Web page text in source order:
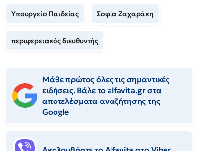
Υπουργείο Παιδείας Σοφία Ζαχαράκη
περιφερειακός διευθυντής
Μάθε πρώτος όλες τις σημαντικές
ειδήσεις. Βάλε το alfavita.gr στα
αποτελέσματα αναζήτησης της
Google